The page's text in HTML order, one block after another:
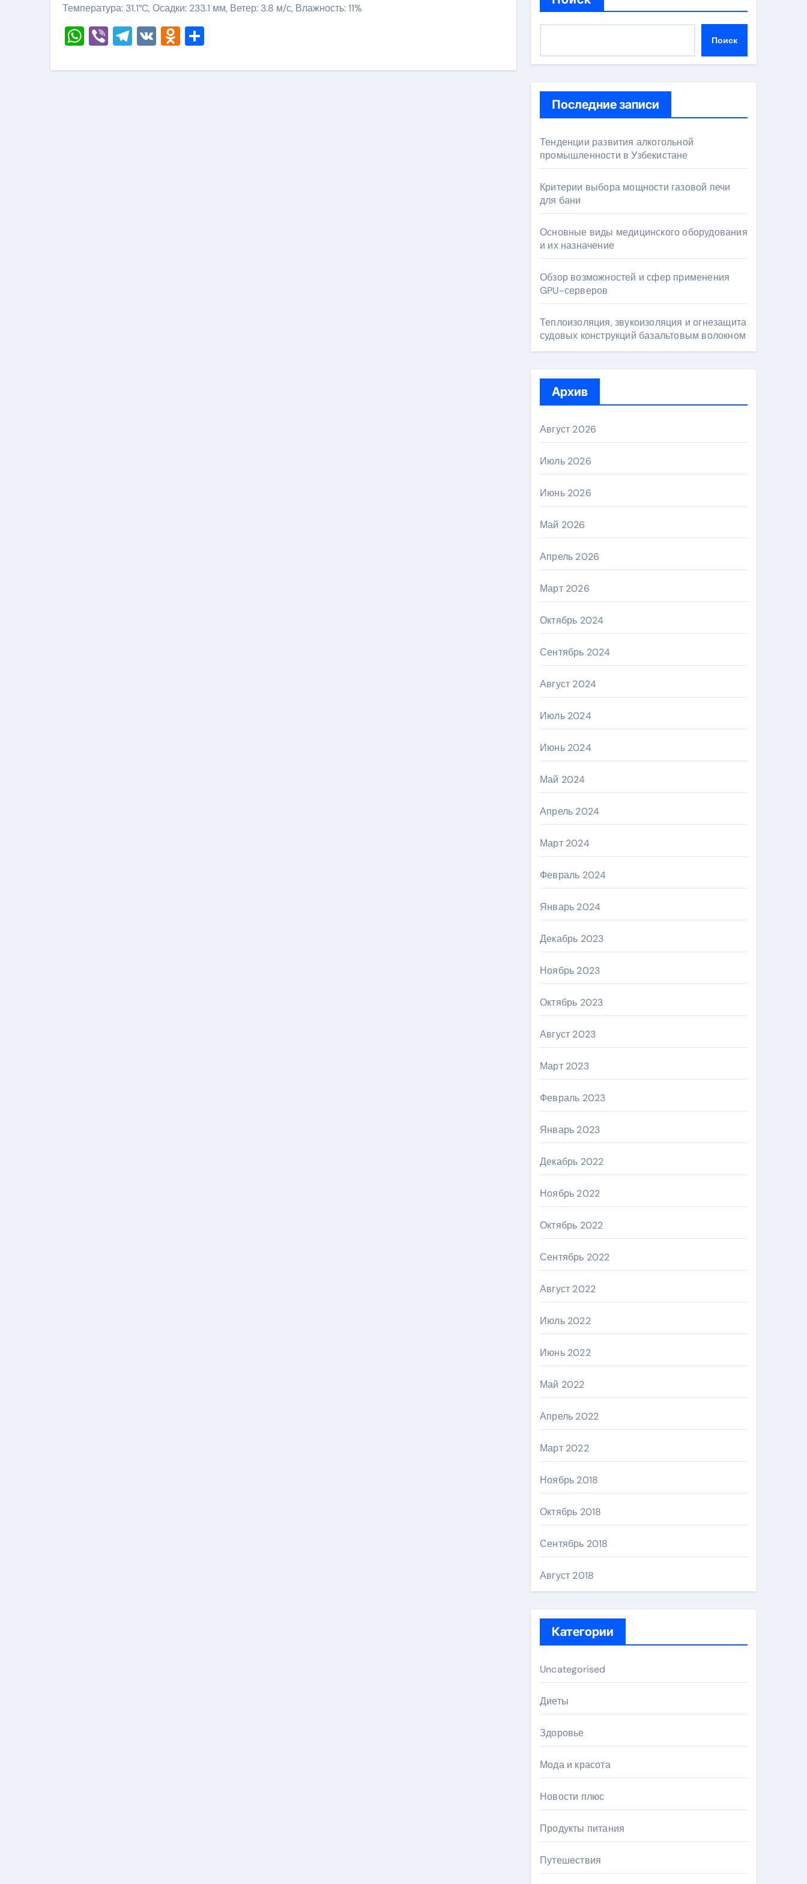
Температура: 31.1°C, Осадки: 233.1 мм, Ветер: 3.8 м/с, Влажность: 11%
WhatsApp
ViberTelegram
VKOdnoklassniki Поиск
Последние записи
Тенденции развития алкогольной
промышленности в Узбекистане
Критерии выбора мощности газовой печи
для бани
Основные виды медицинского оборудования
и их назначение
Обзор возможностей и сфер применения
GPU-серверов
Теплоизоляция, звукоизоляция и огнезащита
судовых конструкций базальтовым волокном
Архив
Август 2026
Июль 2026
Июнь 2026
Май 2026
Апрель 2026
Март 2026
Октябрь 2024
Сентябрь 2024
Август 2024
Июль 2024
Июнь 2024
Май 2024
Апрель 2024
Март 2024
Февраль 2024
Январь 2024
Декабрь 2023
Ноябрь 2023
Октябрь 2023
Август 2023
Март 2023
Февраль 2023
Январь 2023
Декабрь 2022
Ноябрь 2022
Октябрь 2022
Сентябрь 2022
Август 2022
Июль 2022
Июнь 2022
Май 2022
Апрель 2022
Март 2022
Ноябрь 2018
Октябрь 2018
Сентябрь 2018
Август 2018
Категории
Uncategorised
Диеты
Здоровье
Мода и красота
Новости плюс
Продукты питания
Путешествия